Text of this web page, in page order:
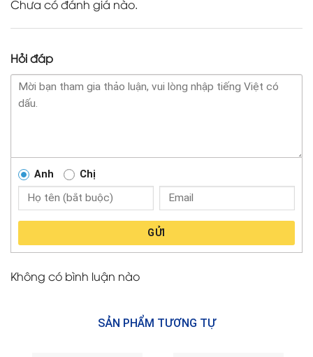
Chưa có đánh giá nào.
Hỏi đáp
Anh Chị
GỬI
Không có bình luận nào
SẢN PHẨM TƯƠNG TỰ